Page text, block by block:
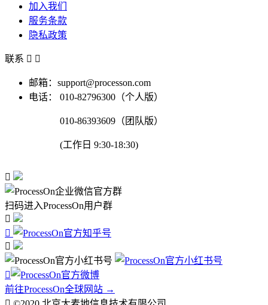
加入我们
服务条款
隐私政策
联系  
邮箱：support@processon.com
电话：
010-82796300（个人版）
010-86393609（团队版）
(工作日 9:30-18:30)

扫码进入ProcessOn用户群




前往ProcessOn全球网站 →